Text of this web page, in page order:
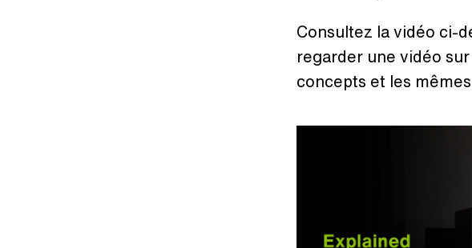
Consultez la vidéo ci-
regarder une vidéo
concepts et les